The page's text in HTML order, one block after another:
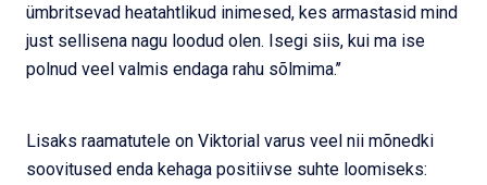
ümbritsevad heatahtlikud inimesed, kes armastasid mind
just sellisena nagu loodud olen. Isegi siis, kui ma ise
polnud veel valmis endaga rahu sõlmima.’’
Lisaks raamatutele on Viktorial varus veel nii mõnedki
soovitused enda kehaga positiivse suhte loomiseks: